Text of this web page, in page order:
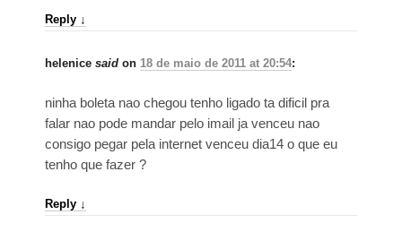
Reply ↓
helenice said on 18 de maio de 2011 at 20:54:
ninha boleta nao chegou tenho ligado ta dificil pra
falar nao pode mandar pelo imail ja venceu nao
consigo pegar pela internet venceu dia14 o que eu
tenho que fazer ?
Reply ↓